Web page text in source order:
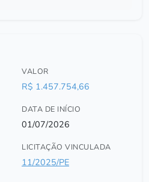
VALOR
R$ 1.457.754,66
DATA DE INÍCIO
01/07/2026
LICITAÇÃO VINCULADA
11/2025/PE